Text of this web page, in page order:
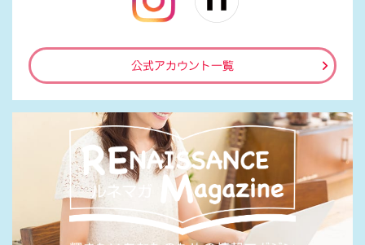
公式アカウント一覧